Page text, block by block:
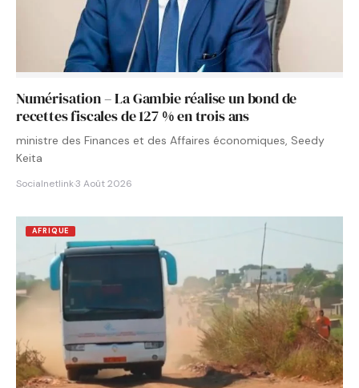
Numérisation – La Gambie réalise un bond de
recettes fiscales de 127 % en trois ans
ministre des Finances et des Affaires économiques, Seedy
Keita
Socialnetlink·3 Août 2026
AFRIQUE